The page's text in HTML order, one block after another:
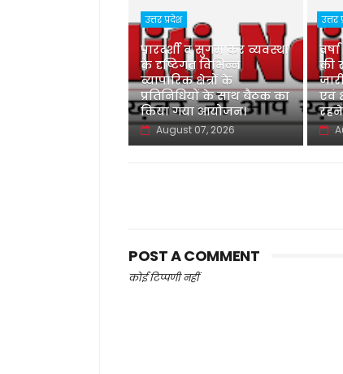
उत्तर प्रदेश
पारदर्शी व सुगम कर व्यवस्था
के दृष्टिगत विभिन्न
व्यापारिक क्षेत्रों के
प्रतिनिधियों के साथ बैठक का
किया गया आयोजन।
August 07, 2026
उत्तर
की
एवं
POST A COMMENT
कोई टिप्पणी नहीं